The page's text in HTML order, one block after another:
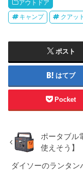
アウトドア
キャンプ クアッ
ポスト
はてブ
Pocket
ポータブル
使えそう】
ダイソーのランタ